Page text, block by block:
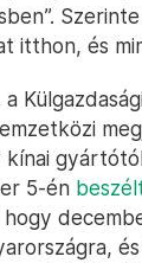
itthon, és
a
kínai
5-én